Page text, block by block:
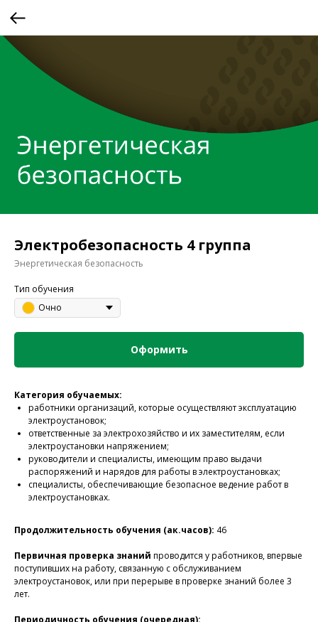
Электробезопасность 4 группа
Энергетическая безопасность
Тип обучения
Очно
Оформить
Категория обучаемых:
работники организаций, которые осуществляют эксплуатацию
электроустановок;
ответственные за электрохозяйство и их заместителям, если
электроустановки напряжением;
руководители и специалисты, имеющим право выдачи
распоряжений и нарядов для работы в электроустановках;
специалисты, обеспечивающие безопасное ведение работ в
электроустановках.
Продолжительность обучения (ак.часов): 46
Первичная проверка знаний проводится у работников, впервые
поступивших на работу, связанную с обслуживанием
электроустановок, или при перерыве в проверке знаний более 3
лет.
Периодичность обучения (очередная):